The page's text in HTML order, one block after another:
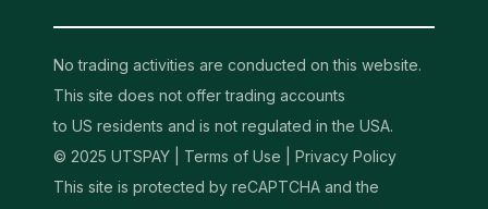
No trading activities are conducted on this website.
This site does not offer trading accounts
to US residents and is not regulated in the USA.
© 2025 UTSPAY | Terms of Use
Privacy Policy
This site is protected by reCAPTCHA and the